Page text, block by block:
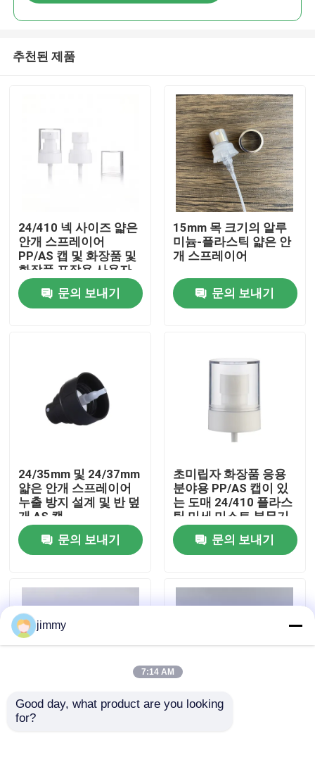
제품
우리에 대하여
공장 여행
품질 관리
연락주세요
경우
추천된 제품
24/410 넥 사이즈 얇은
안개 스프레이어
PP/AS 캡 및 화장품 및
화장품 포장용 사용자
지정 색상
문의 보내기
15mm 목 크기의 알루
미늄-플라스틱 얇은 안
개 스프레이어
문의 보내기
24/35mm 및 24/37mm
얇은 안개 스프레이어
누출 방지 설계 및 반 덮
개 AS 캡
문의 보내기
초미립자 화장품 응용
분야용 PP/AS 캡이 있
는 도매 24/410 플라스
틱 미세 미스트 분무기
문의 보내기
24/37mm AS 반캡 화
jimmy
7:14 AM
Good day, what product are you looking
for?